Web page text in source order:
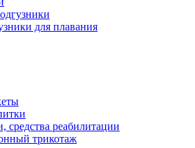
для плавания
средства реабилитации
трикотаж